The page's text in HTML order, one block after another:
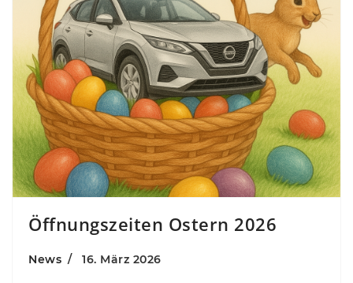
Öffnungszeiten Ostern 2026
News 16. März 2026